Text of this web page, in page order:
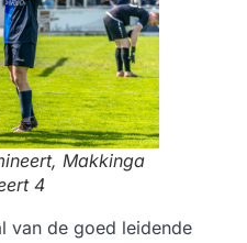
Makkinga
4
van de goed leidende